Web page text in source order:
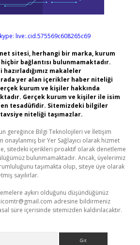
live:.cid.575569c608265c69
sitesi, herhangi bir marka, kurum
bağlantısı bulunmamaktadır.
makaleler
yer alan içerikler haber niteliği
kurum ve kişiler hakkında
Gerçek kurum ve kişiler ile isim
tesadüfidir. Sitemizdeki bilgiler
niteliği taşımazlar.
gereğince Bilgi Teknolojileri ve İletişim
onaylanmış bir Yer Sağlayıcı olarak hizmet
sitedeki içerikleri proaktif olarak denetleme
bulunmamaktadır. Ancak, üyelerimiz
taşımakta olup, siteye üye olarak
sayılırlar.
aykırı olduğunu düşündüğünüz
adresine bildirmeniz
süre içerisinde sitemizden kaldırılacaktır.